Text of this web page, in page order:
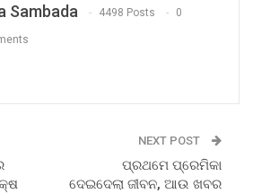
Sambada 4498 Posts 0
NEXT POST
ପ୍ରଥମେ ପ୍ରେମିକା
ଦେଇଦେଲା ଜୀବନ, ଆଉ ଖବର